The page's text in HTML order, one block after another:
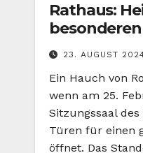
Rathaus:
23. AUGUST
Ein Hauch von
wenn am 25.
Sitzungssaal
Türen für einen
öffnet. Das